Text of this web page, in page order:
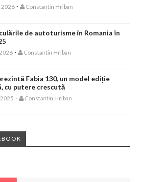
2026 - Constantin Hriban
de autoturisme în Romania în
- Constantin Hriban
Fabia 130, un model ediție
cu putere crescută
- Constantin Hriban